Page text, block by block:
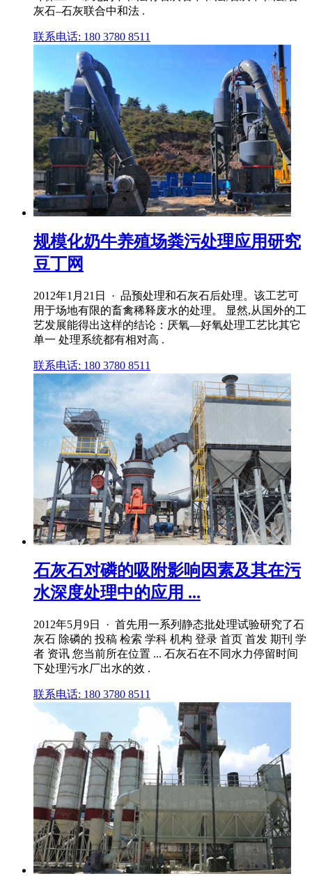
灰石–石灰联合中和法 .
联系电话: 180 3780 8511
规模化奶牛养殖场粪污处理应用研究
豆丁网
2012年1月21日 · 品预处理和石灰石后处理。该工艺可
用于场地有限的畜禽稀释废水的处理。 显然,从国外的工
艺发展能得出这样的结论：厌氧—好氧处理工艺比其它
单一 处理系统都有相对高 .
联系电话: 180 3780 8511
石灰石对磷的吸附影响因素及其在污
水深度处理中的应用 ...
2012年5月9日 · 首先用一系列静态批处理试验研究了石
灰石 除磷的 投稿 检索 学科 机构 登录 首页 首发 期刊 学
者 资讯 您当前所在位置 ... 石灰石在不同水力停留时间
下处理污水厂出水的效 .
联系电话: 180 3780 8511